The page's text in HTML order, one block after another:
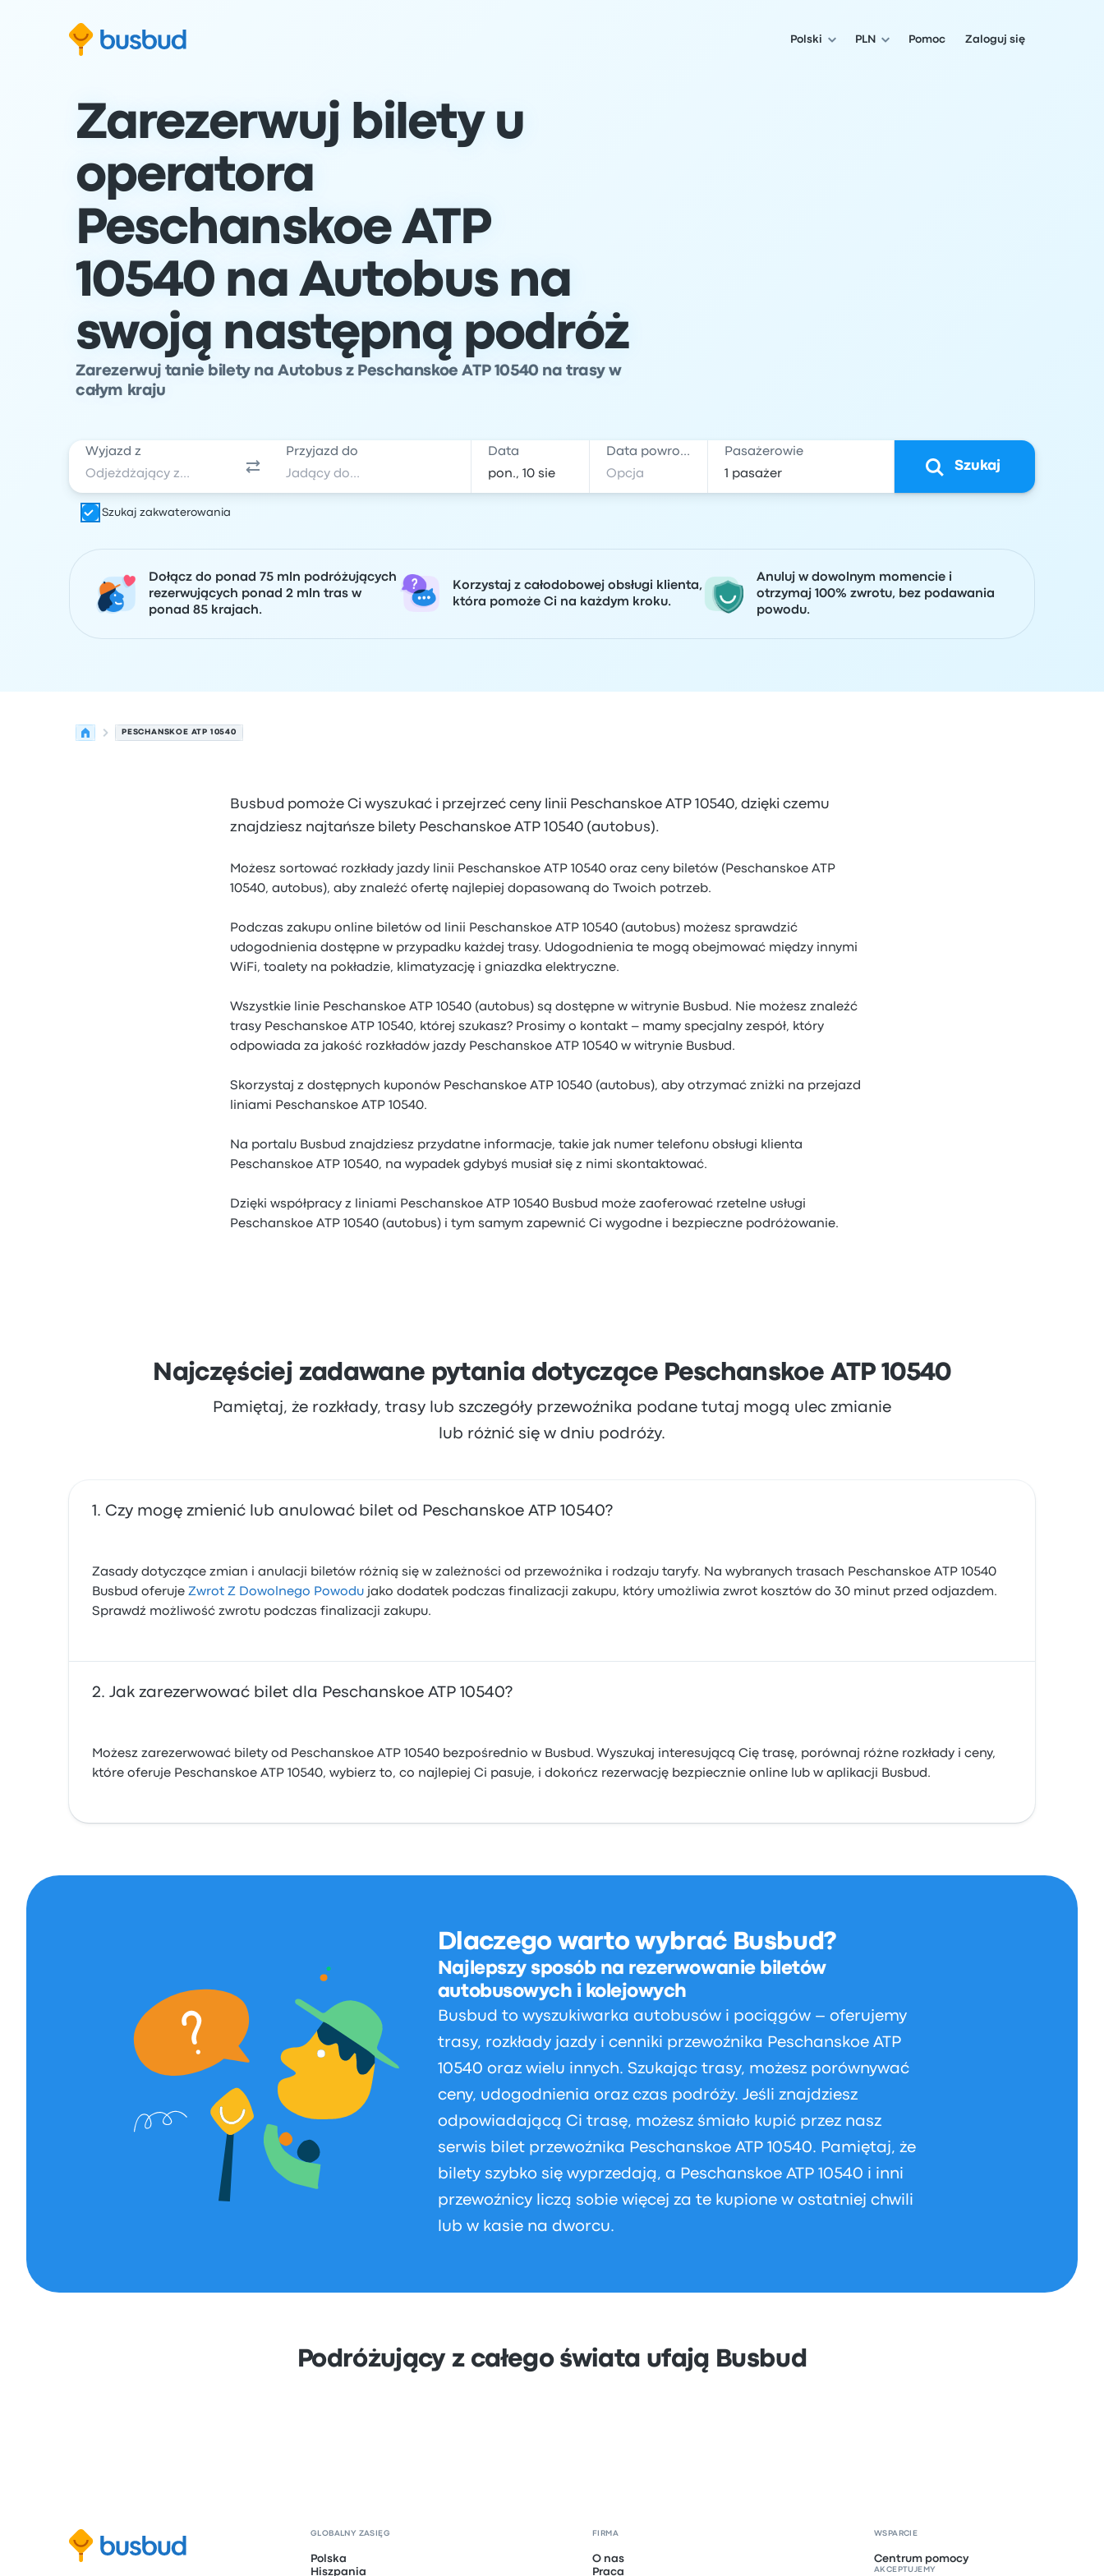
do formularza wyszukiwania
Przejdź do treści
Przejdź do stopki
Polski PLN Pomoc Zaloguj się
Zarezerwuj bilety u
operatora
Peschanskoe ATP
10540 na Autobus na
swoją następną podróż
Zarezerwuj tanie bilety na Autobus z Peschanskoe ATP 10540 na trasy w
całym kraju
Wyjazd z Przyjazd do Data Data powrotu Pasażerowie
Szukaj
Szukaj zakwaterowania
Dołącz do ponad 75 mln podróżujących
rezerwujących ponad 2 mln tras w
ponad 85 krajach.
Korzystaj z całodobowej obsługi klienta,
która pomoże Ci na każdym kroku.
Anuluj w dowolnym momencie i
otrzymaj 100% zwrotu, bez podawania
powodu.
PESCHANSKOE ATP 10540
Busbud pomoże Ci wyszukać i przejrzeć ceny linii Peschanskoe ATP 10540, dzięki czemu
znajdziesz najtańsze bilety Peschanskoe ATP 10540 (autobus).
Możesz sortować rozkłady jazdy linii Peschanskoe ATP 10540 oraz ceny biletów (Peschanskoe ATP
10540, autobus), aby znaleźć ofertę najlepiej dopasowaną do Twoich potrzeb.
Podczas zakupu online biletów od linii Peschanskoe ATP 10540 (autobus) możesz sprawdzić
udogodnienia dostępne w przypadku każdej trasy. Udogodnienia te mogą obejmować między innymi
WiFi, toalety na pokładzie, klimatyzację i gniazdka elektryczne.
Wszystkie linie Peschanskoe ATP 10540 (autobus) są dostępne w witrynie Busbud. Nie możesz znaleźć
trasy Peschanskoe ATP 10540, której szukasz? Prosimy o kontakt – mamy specjalny zespół, który
odpowiada za jakość rozkładów jazdy Peschanskoe ATP 10540 w witrynie Busbud.
Skorzystaj z dostępnych kuponów Peschanskoe ATP 10540 (autobus), aby otrzymać zniżki na przejazd
liniami Peschanskoe ATP 10540.
Na portalu Busbud znajdziesz przydatne informacje, takie jak numer telefonu obsługi klienta
Peschanskoe ATP 10540, na wypadek gdybyś musiał się z nimi skontaktować.
Dzięki współpracy z liniami Peschanskoe ATP 10540 Busbud może zaoferować rzetelne usługi
Peschanskoe ATP 10540 (autobus) i tym samym zapewnić Ci wygodne i bezpieczne podróżowanie.
Najczęściej zadawane pytania dotyczące Peschanskoe ATP 10540
Pamiętaj, że rozkłady, trasy lub szczegóły przewoźnika podane tutaj mogą ulec zmianie
lub różnić się w dniu podróży.
Czy mogę zmienić lub anulować bilet od Peschanskoe ATP 10540?
Zasady dotyczące zmian i anulacji biletów różnią się w zależności od przewoźnika i rodzaju taryfy. Na wybranych trasach Peschanskoe ATP 10540
Busbud oferuje Zwrot Z Dowolnego Powodu jako dodatek podczas finalizacji zakupu, który umożliwia zwrot kosztów do 30 minut przed odjazdem.
Sprawdź możliwość zwrotu podczas finalizacji zakupu.
Jak zarezerwować bilet dla Peschanskoe ATP 10540?
Możesz zarezerwować bilety od Peschanskoe ATP 10540 bezpośrednio w Busbud. Wyszukaj interesującą Cię trasę, porównaj różne rozkłady i ceny,
które oferuje Peschanskoe ATP 10540, wybierz to, co najlepiej Ci pasuje, i dokończ rezerwację bezpiecznie online lub w aplikacji Busbud.
Dlaczego warto wybrać Busbud?
Najlepszy sposób na rezerwowanie biletów
autobusowych i kolejowych
Busbud to wyszukiwarka autobusów i pociągów – oferujemy
trasy, rozkłady jazdy i cenniki przewoźnika Peschanskoe ATP
10540 oraz wielu innych. Szukając trasy, możesz porównywać
ceny, udogodnienia oraz czas podróży. Jeśli znajdziesz
odpowiadającą Ci trasę, możesz śmiało kupić przez nasz
serwis bilet przewoźnika Peschanskoe ATP 10540. Pamiętaj, że
bilety szybko się wyprzedają, a Peschanskoe ATP 10540 i inni
przewoźnicy liczą sobie więcej za te kupione w ostatniej chwili
lub w kasie na dworcu.
Podróżujący z całego świata ufają Busbud
GLOBALNY ZASIĘG
Polska
Hiszpania
FIRMA
O nas
Praca
WSPARCIE
Centrum pomocy
AKCEPTUJEMY